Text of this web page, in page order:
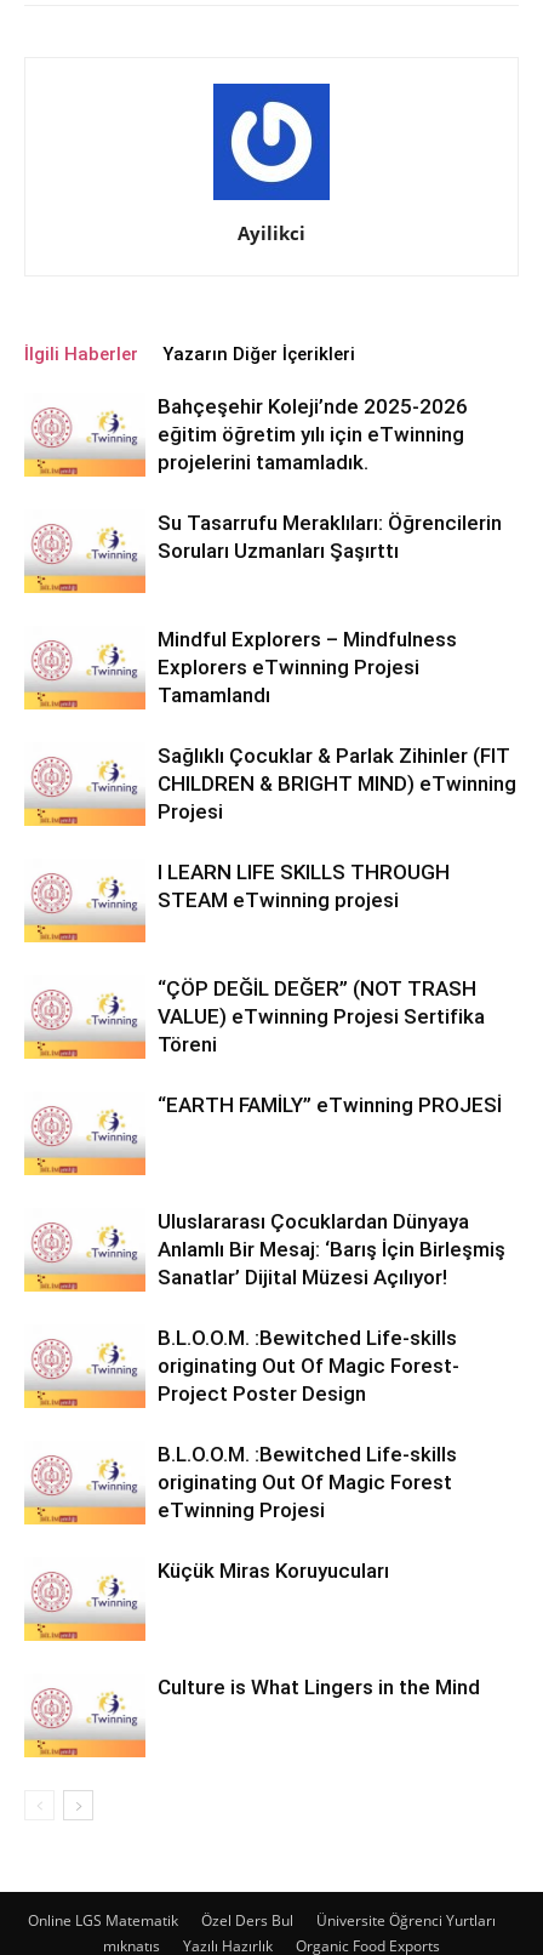
Ayilikci
İlgili Haberler Yazarın Diğer İçerikleri
Bahçeşehir Koleji’nde 2025-2026
eğitim öğretim yılı için eTwinning
projelerini tamamladık.
Su Tasarrufu Meraklıları: Öğrencilerin
Soruları Uzmanları Şaşırttı
Mindful Explorers – Mindfulness
Explorers eTwinning Projesi
Tamamlandı
Sağlıklı Çocuklar & Parlak Zihinler (FIT
CHILDREN & BRIGHT MIND) eTwinning
Projesi
I LEARN LIFE SKILLS THROUGH
STEAM eTwinning projesi
“ÇÖP DEĞİL DEĞER” (NOT TRASH
VALUE) eTwinning Projesi Sertifika
Töreni
“EARTH FAMİLY” eTwinning PROJESİ
Uluslararası Çocuklardan Dünyaya
Anlamlı Bir Mesaj: ‘Barış İçin Birleşmiş
Sanatlar’ Dijital Müzesi Açılıyor!
B.L.O.O.M. :Bewitched Life-skills
originating Out Of Magic Forest-
Project Poster Design
B.L.O.O.M. :Bewitched Life-skills
originating Out Of Magic Forest
eTwinning Projesi
Küçük Miras Koruyucuları
Culture is What Lingers in the Mind
Online LGS Matematik Özel Ders Bul
Üniversite Öğrenci Yurtları
mıknatıs
Yazılı Hazırlık Organic Food Exports